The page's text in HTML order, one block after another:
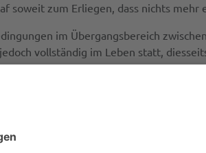
soweit zum Erliegen, dass nichts mehr
im Übergangsbereich
vollständig im Leben statt,
Minimalkriterium des Todes ist
durch eine experimentelle
Hirnfunktion gelungen. Alles spricht
die den Tod des Körpers überlebt und